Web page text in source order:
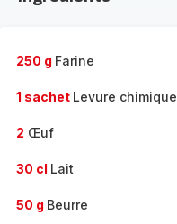
250 g Farine
1 sachet Levure chimique
2 Œuf
30 cl Lait
50 g Beurre